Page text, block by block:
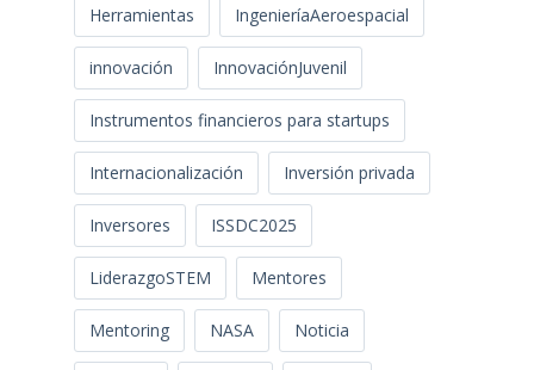
Herramientas IngenieríaAeroespacial
innovación InnovaciónJuvenil
Instrumentos financieros para startups
Internacionalización Inversión privada
Inversores ISSDC2025
LiderazgoSTEM Mentores
Mentoring NASA Noticia